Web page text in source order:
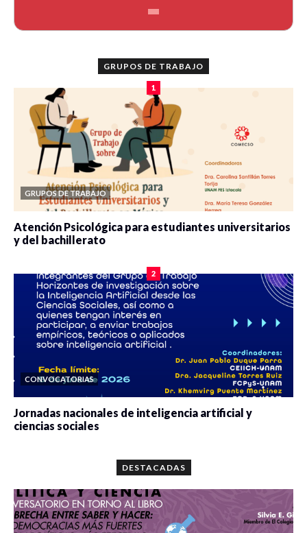
GRUPOS DE TRABAJO
1
GRUPOS DE TRABAJO
Atención Psicológica para estudiantes universitarios
y del bachillerato
2
CONVOCATORIAS
Jornadas nacionales de inteligencia artificial y
ciencias sociales
DESTACADAS